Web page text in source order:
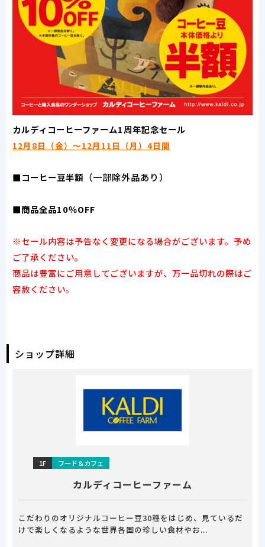
カルディコーヒーファーム1周年記念セール
12月8日（金）～12月11日（月）4日間
■コーヒー豆半額 （一部除外品あり）
■商品全品10％OFF
※セール内容は予告なく変更になる場合がございます。予め
ご了承ください。
商品は豊富にご用意してございますが、万一品切れの際はご
容赦ください。
ショップ詳細
1F フード＆カフェ
カルディコーヒーファーム
こだわりのオリジナルコーヒー豆30種をはじめ、見ているだ
けで楽しくなるような世界各国の珍しい食材やお...